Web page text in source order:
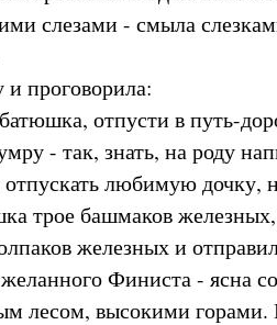
слезами - смыла
проговорила:
отпусти в путь-
- так, знать, на роду
любимую дочку,
трое башмаков железных,
железных и
Финиста - ясна
лесом, высокими горами.